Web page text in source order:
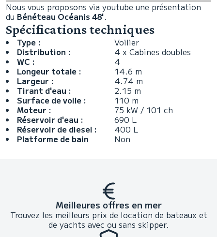
Nous vous proposons via youtube une présentation
du Bénéteau Océanis 48'.
Spécifications techniques
Type :
Voilier
Distribution :
4 x Cabines doubles
WC :
4
Longeur totale :
14.6 m
Largeur :
4.74 m
Tirant d'eau :
2.15 m
Surface de voile :
110 m
Moteur :
75 kW / 101 ch
Réservoir d'eau :
690 L
Réservoir de diesel :
400 L
Platforme de bain
Non
Meilleures offres en mer
Trouvez les meilleurs prix de location de bateaux et
de yachts avec ou sans skipper.